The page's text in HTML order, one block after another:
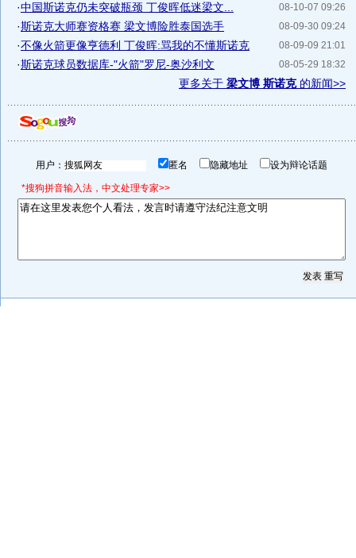
08-10-07 09:26
·中国斯诺克仍未突破瓶颈 丁俊晖低迷梁文...
08-09-30 09:24
·斯诺克大师赛资格赛 梁文博险胜泰国选手
08-09-09 21:01
·不像火箭更像亨德利 丁俊晖:骂我的不懂斯诺克
08-05-29 18:32
·斯诺克球员数据库-"火箭"罗尼-奥沙利文
更多关于 梁文博 斯诺克的新闻>>
用户： 匿名 隐藏地址 设为辩论话题
*搜狗拼音输入法，中文处理专家>>